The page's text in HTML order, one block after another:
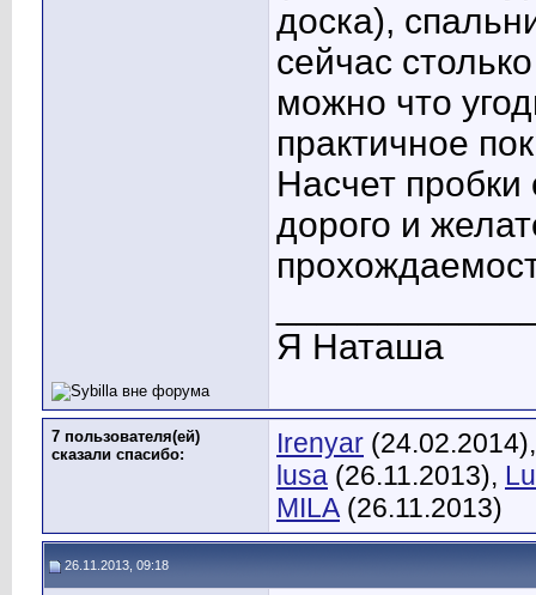
доска),
сейчас
можно что
практичное
Насчет пробки
дорого и
Я Наташа
7 пользователя(ей)
сказали cпасибо:
Irenyar
lusa (26.11.2013),
MILA (26.11.2013)
26.11.2013, 09:18